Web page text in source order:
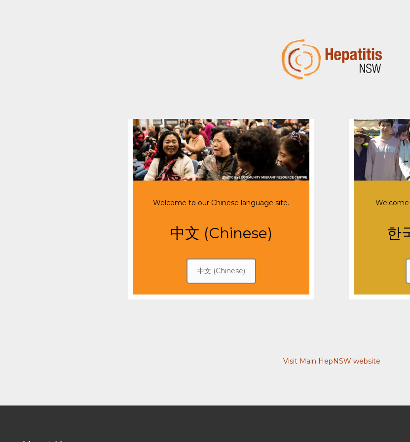
Welcome to our Chinese language site.
中文 (Chinese)
中文 (Chinese)
한
Visit Main HepNSW website